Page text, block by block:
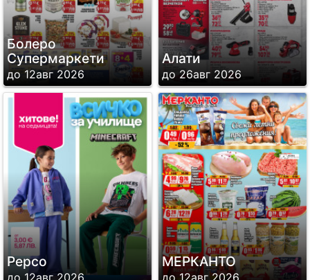
Болеро
Супермаркети
до 12авг 2026
Алати
до 26авг 2026
Pepco
до 12авг 2026
МЕРКАНТО
до 12авг 2026